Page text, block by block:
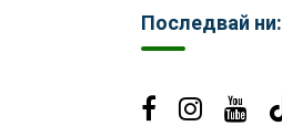
Последвай ни: